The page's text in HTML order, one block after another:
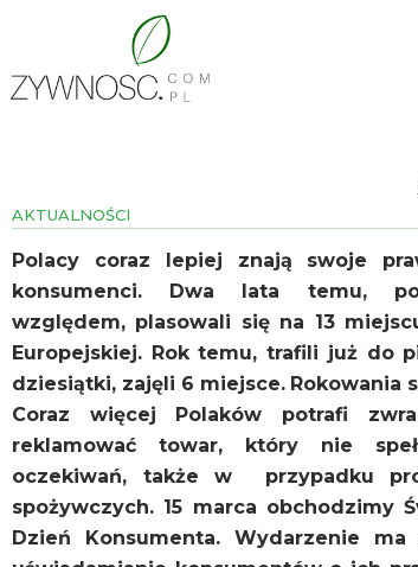
AKTUALNOŚCI
Polacy coraz lepiej znają swoje
konsumenci. Dwa lata temu,
względem, plasowali się na 13
Europejskiej. Rok temu, trafili już do
dziesiątki, zajęli 6 miejsce. Rokowania
Coraz więcej Polaków potrafi
reklamować towar, który nie
oczekiwań, także w przypadku
spożywczych. 15 marca obchodzimy
Dzień Konsumenta. Wydarzenie ma